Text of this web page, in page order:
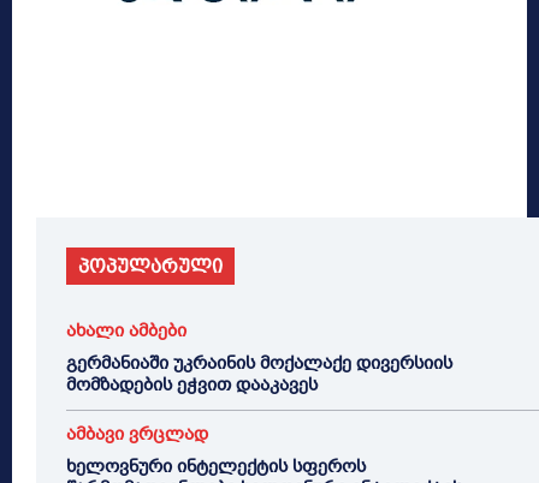
პოპულარული
ახალი ამბები
გერმანიაში უკრაინის მოქალაქე დივერსიის
მომზადების ეჭვით დააკავეს
ამბავი ვრცლად
ხელოვნური ინტელექტის სფეროს